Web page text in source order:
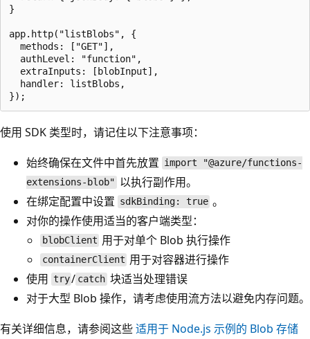
}
app.http("listBlobs", {
  methods: ["GET"],
  authLevel: "function",
  extraInputs: [blobInput],
  handler: listBlobs,
使用 SDK 类型时，请记住以下注意事项：
始终确保在文件中首先放置 import "@azure/functions-
extensions-blob" 以执行副作用。
在绑定配置中设置 sdkBinding: true 。
对你的操作使用适当的客户端类型：
blobClient 用于对单个 Blob 执行操作
containerClient 用于对容器进行操作
使用 try/ catch块适当处理错误
对于大型 Blob 操作，请考虑使用流方法以避免内存问题。
有关详细信息，请参阅这些适用于 Node.js 示例的 Blob 存储